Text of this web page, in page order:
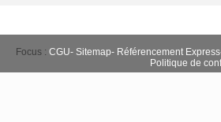
Focus : CGU- Sitemap- Référencement Express
Politique de